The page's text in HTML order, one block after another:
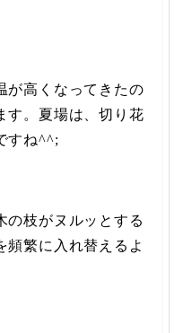
が高くなってきたの
す。夏場は、切り花
すね^^;
の枝がヌルッとする
頻繁に入れ替えるよ